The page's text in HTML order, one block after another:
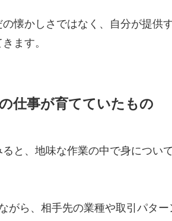
懐かしさではなく、自分が提供
ます。
仕事が育てていたもの
と、地味な作業の中で身につい
がら、相手先の業種や取引パター